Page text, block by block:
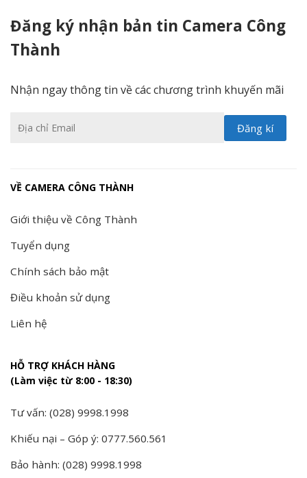
Đăng ký nhận bản tin Camera Công
Thành
Nhận ngay thông tin về các chương trình khuyến mãi
VỀ CAMERA CÔNG THÀNH
Giới thiệu về Công Thành
Tuyển dụng
Chính sách bảo mật
Điều khoản sử dụng
Liên hệ
HỖ TRỢ KHÁCH HÀNG
(Làm việc từ 8:00 - 18:30)
Tư vấn: (028) 9998.1998
Khiếu nại – Góp ý: 0777.560.561
Bảo hành: (028) 9998.1998